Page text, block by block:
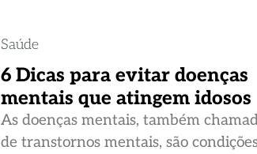
Saúde
6 Dicas para evitar doenças
mentais que atingem idosos
As doenças mentais, também
de transtornos mentais, são